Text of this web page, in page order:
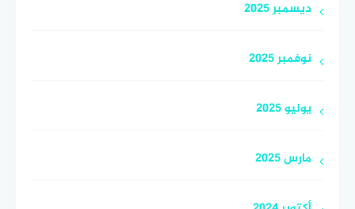
ديسمبر 2025
نوفمبر 2025
يوليو 2025
مارس 2025